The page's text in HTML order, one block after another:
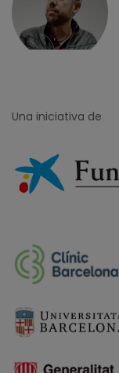
Una iniciativa de